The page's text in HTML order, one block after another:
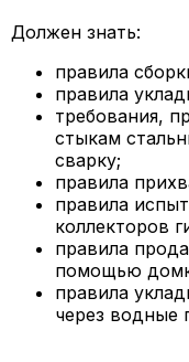
Должен знать:
правила
правила
требования,
стыкам
сварку;
правила
правила
коллекторов
правила
помощью
правила
через водные